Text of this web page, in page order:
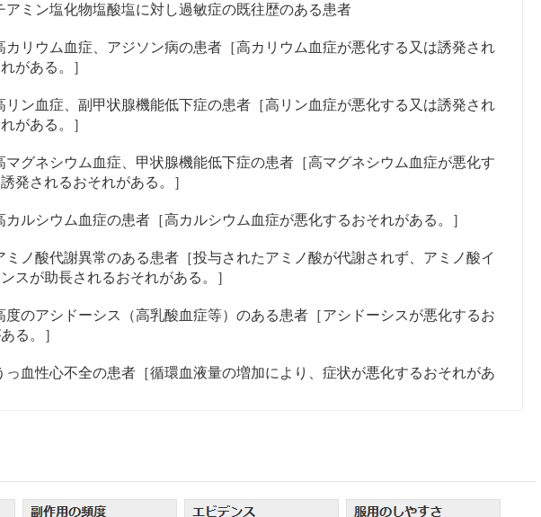
ミン塩化物塩酸塩に対し過敏症の既往歴のある患者
リウム血症、アジソン病の患者［高カリウム血症が悪化する又は誘発され
がある。］
ン血症、副甲状腺機能低下症の患者［高リン血症が悪化する又は誘発され
がある。］
グネシウム血症、甲状腺機能低下症の患者［高マグネシウム血症が悪化す
発されるおそれがある。］
ルシウム血症の患者［高カルシウム血症が悪化するおそれがある。］
ノ酸代謝異常のある患者［投与されたアミノ酸が代謝されず、アミノ酸イ
スが助長されるおそれがある。］
のアシドーシス（高乳酸血症等）のある患者［アシドーシスが悪化するお
る。］
血性心不全の患者［循環血液量の増加により、症状が悪化するおそれがあ
している患者を除く）［水分、電解質の過剰投与に陥りやすく、症状が悪化